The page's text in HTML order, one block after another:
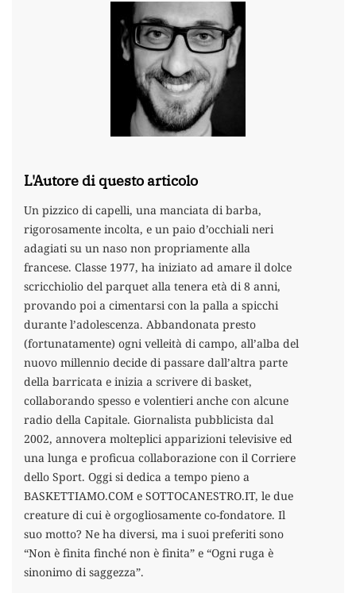
L'Autore di questo articolo
Un pizzico di capelli, una manciata di barba,
rigorosamente incolta, e un paio d’occhiali neri
adagiati su un naso non propriamente alla
francese. Classe 1977, ha iniziato ad amare il dolce
scricchiolio del parquet alla tenera età di 8 anni,
provando poi a cimentarsi con la palla a spicchi
durante l’adolescenza. Abbandonata presto
(fortunatamente) ogni velleità di campo, all’alba del
nuovo millennio decide di passare dall’altra parte
della barricata e inizia a scrivere di basket,
collaborando spesso e volentieri anche con alcune
radio della Capitale. Giornalista pubblicista dal
2002, annovera molteplici apparizioni televisive ed
una lunga e proficua collaborazione con il Corriere
dello Sport. Oggi si dedica a tempo pieno a
BASKETTIAMO.COM e SOTTOCANESTRO.IT, le due
creature di cui è orgogliosamente co-fondatore. Il
suo motto? Ne ha diversi, ma i suoi preferiti sono
“Non è finita finché non è finita” e “Ogni ruga è
sinonimo di saggezza”.